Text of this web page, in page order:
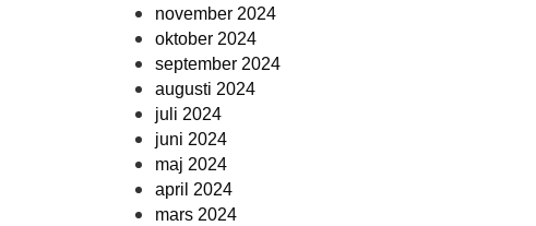
november 2024
oktober 2024
september 2024
augusti 2024
juli 2024
juni 2024
maj 2024
april 2024
mars 2024